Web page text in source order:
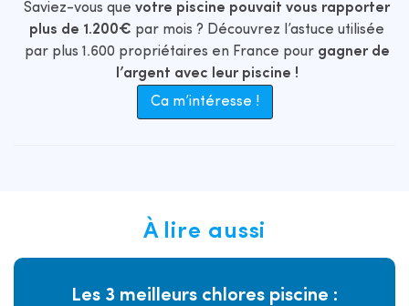
Saviez-vous que votre piscine pouvait vous rapporter
plus de 1.200€ par mois ? Découvrez l’astuce utilisée
par plus 1.600 propriétaires en France pour gagner de
l’argent avec leur piscine !
Ca m’intéresse !
À lire aussi
Les 3 meilleurs chlores piscine :